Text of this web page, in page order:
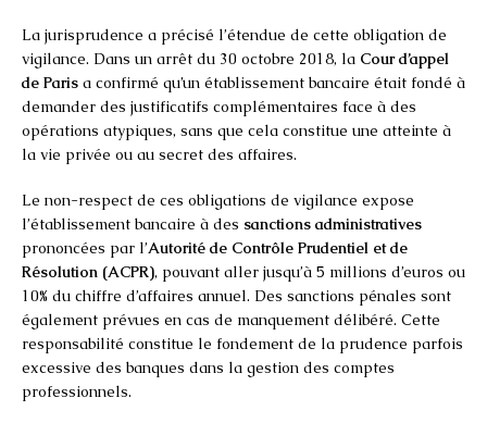
La jurisprudence a précisé l’étendue de cette obligation de
vigilance. Dans un arrêt du 30 octobre 2018, la Cour d’appel
de Paris a confirmé qu’un établissement bancaire était fondé à
demander des justificatifs complémentaires face à des
opérations atypiques, sans que cela constitue une atteinte à
la vie privée ou au secret des affaires.
Le non-respect de ces obligations de vigilance expose
l’établissement bancaire à des sanctions administratives
prononcées par l’Autorité de Contrôle Prudentiel et de
Résolution (ACPR), pouvant aller jusqu’à 5 millions d’euros ou
10% du chiffre d’affaires annuel. Des sanctions pénales sont
également prévues en cas de manquement délibéré. Cette
responsabilité constitue le fondement de la prudence parfois
excessive des banques dans la gestion des comptes
professionnels.